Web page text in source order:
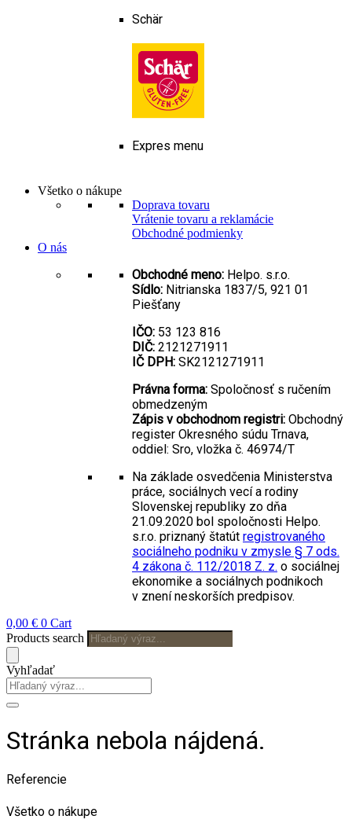
Schär
Expres menu
Všetko o nákupe
Doprava tovaru
Vrátenie tovaru a reklamácie
Obchodné podmienky
O nás
Obchodné meno: Helpo. s.r.o.
Sídlo: Nitrianska 1837/5, 921 01
Piešťany
IČO: 53 123 816
DIČ: 2121271911
IČ DPH: SK2121271911
Právna forma: Spoločnosť s ručením
obmedzeným
Zápis v obchodnom registri: Obchodný
register Okresného súdu Trnava,
oddiel: Sro, vložka č. 46974/T
Na základe osvedčenia Ministerstva
práce, sociálnych vecí a rodiny
Slovenskej republiky zo dňa
21.09.2020 bol spoločnosti Helpo.
s.r.o. priznaný štatút registrovaného
sociálneho podniku v zmysle § 7 ods.
4 zákona č. 112/2018 Z. z. o sociálnej
ekonomike a sociálnych podnikoch
v znení neskorších predpisov.
0,00 € 0 Cart
Products search
Vyhľadať
Stránka nebola nájdená.
Referencie
Všetko o nákupe